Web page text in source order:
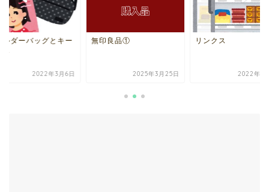
ルダーバッグとキー
ス
2022年3月6日
無印良品①
2025年3月25日
リンクス
2022年4